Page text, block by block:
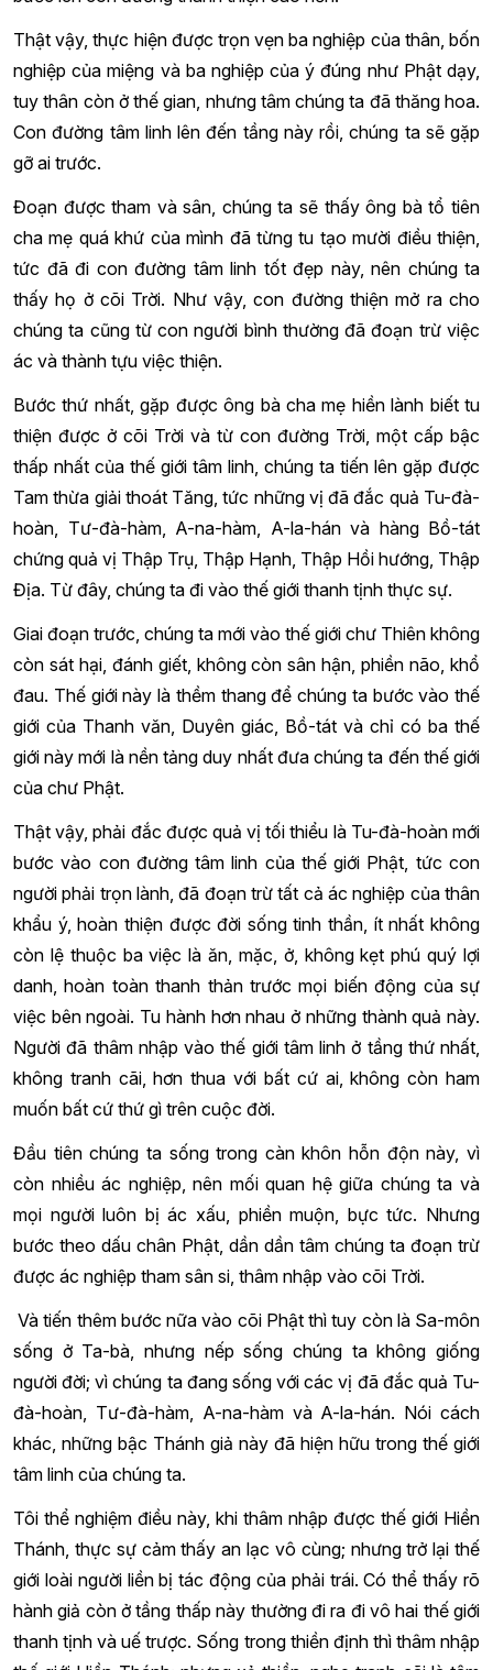
Thật vậy, thực hiện được trọn vẹn ba nghiệp của thân, bốn
nghiệp của miệng và ba nghiệp của ý đúng như Phật dạy,
tuy thân còn ở thế gian, nhưng tâm chúng ta đã thăng hoa.
Con đường tâm linh lên đến tầng này rồi, chúng ta sẽ gặp
gỡ ai trước.
Đoạn được tham và sân, chúng ta sẽ thấy ông bà tổ tiên
cha mẹ quá khứ của mình đã từng tu tạo mười điều thiện,
tức đã đi con đường tâm linh tốt đẹp này, nên chúng ta
thấy họ ở cõi Trời. Như vậy, con đường thiện mở ra cho
chúng ta cũng từ con người bình thường đã đoạn trừ việc
ác và thành tựu việc thiện.
Bước thứ nhất, gặp được ông bà cha mẹ hiền lành biết tu
thiện được ở cõi Trời và từ con đường Trời, một cấp bậc
thấp nhất của thế giới tâm linh, chúng ta tiến lên gặp được
Tam thừa giải thoát Tăng, tức những vị đã đắc quả Tu-đà-
hoàn, Tư-đà-hàm, A-na-hàm, A-la-hán và hàng Bồ-tát
chứng quả vị Thập Trụ, Thập Hạnh, Thập Hồi hướng, Thập
Địa. Từ đây, chúng ta đi vào thế giới thanh tịnh thực sự.
Giai đoạn trước, chúng ta mới vào thế giới chư Thiên không
còn sát hại, đánh giết, không còn sân hận, phiền não, khổ
đau. Thế giới này là thềm thang để chúng ta bước vào thế
giới của Thanh văn, Duyên giác, Bồ-tát và chỉ có ba thế
giới này mới là nền tảng duy nhất đưa chúng ta đến thế giới
của chư Phật.
Thật vậy, phải đắc được quả vị tối thiểu là Tu-đà-hoàn mới
bước vào con đường tâm linh của thế giới Phật, tức con
người phải trọn lành, đã đoạn trừ tất cả ác nghiệp của thân
khẩu ý, hoàn thiện được đời sống tinh thần, ít nhất không
còn lệ thuộc ba việc là ăn, mặc, ở, không kẹt phú quý lợi
danh, hoàn toàn thanh thản trước mọi biến động của sự
việc bên ngoài. Tu hành hơn nhau ở những thành quả này.
Người đã thâm nhập vào thế giới tâm linh ở tầng thứ nhất,
không tranh cãi, hơn thua với bất cứ ai, không còn ham
muốn bất cứ thứ gì trên cuộc đời.
Đầu tiên chúng ta sống trong càn khôn hỗn độn này, vì
còn nhiều ác nghiệp, nên mối quan hệ giữa chúng ta và
mọi người luôn bị ác xấu, phiền muộn, bực tức. Nhưng
bước theo dấu chân Phật, dần dần tâm chúng ta đoạn trừ
được ác nghiệp tham sân si, thâm nhập vào cõi Trời.
Và tiến thêm bước nữa vào cõi Phật thì tuy còn là Sa-môn
sống ở Ta-bà, nhưng nếp sống chúng ta không giống
người đời; vì chúng ta đang sống với các vị đã đắc quả Tu-
đà-hoàn, Tư-đà-hàm, A-na-hàm và A-la-hán. Nói cách
khác, những bậc Thánh giả này đã hiện hữu trong thế giới
tâm linh của chúng ta.
Tôi thể nghiệm điều này, khi thâm nhập được thế giới Hiền
Thánh, thực sự cảm thấy an lạc vô cùng; nhưng trở lại thế
giới loài người liền bị tác động của phải trái. Có thể thấy rõ
hành giả còn ở tầng thấp này thường đi ra đi vô hai thế giới
thanh tịnh và uế trược. Sống trong thiền định thì thâm nhập